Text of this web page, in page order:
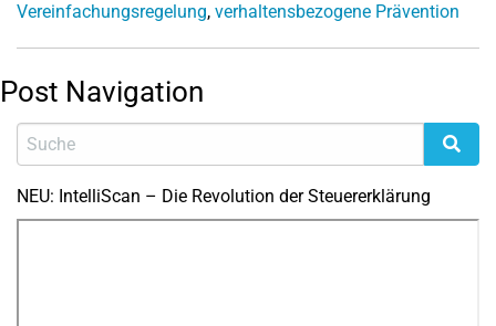
Vereinfachungsregelung, verhaltensbezogene Prävention
Post Navigation
NEU: IntelliScan – Die Revolution der Steuererklärung